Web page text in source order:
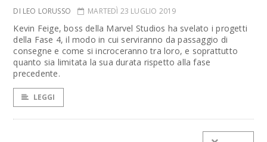
DI LEO LORUSSO MARTEDÌ 23 LUGLIO 2019
Kevin Feige, boss della Marvel Studios ha svelato i progetti
della Fase 4, il modo in cui serviranno da passaggio di
consegne e come si incroceranno tra loro, e soprattutto
quanto sia limitata la sua durata rispetto alla fase
precedente.
LEGGI